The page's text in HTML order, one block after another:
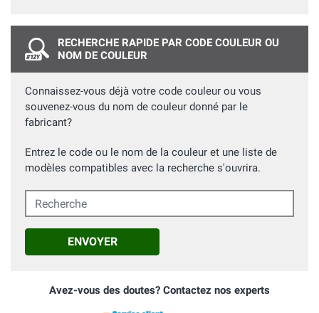
RECHERCHE RAPIDE PAR CODE COULEUR OU
NOM DE COULEUR
Connaissez-vous déjà votre code couleur ou vous
souvenez-vous du nom de couleur donné par le
fabricant?
Entrez le code ou le nom de la couleur et une liste de
modèles compatibles avec la recherche s'ouvrira.
Recherche
ENVOYER
Avez-vous des doutes? Contactez nos experts